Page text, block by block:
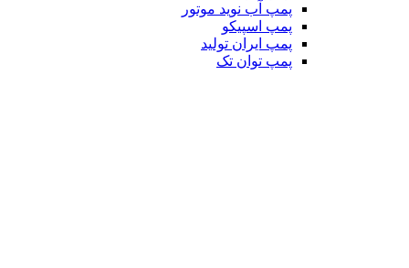
پمپ آب نوید موتور
پمپ اسپیکو
پمپ ایران تولید
پمپ توان تک